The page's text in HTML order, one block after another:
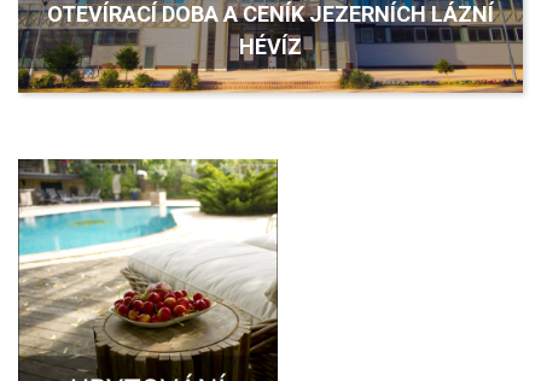
OTEVÍRACÍ DOBA A CENÍK JEZERNÍCH LÁZNÍ
HÉVÍZ